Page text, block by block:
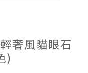
奢風貓眼石
)